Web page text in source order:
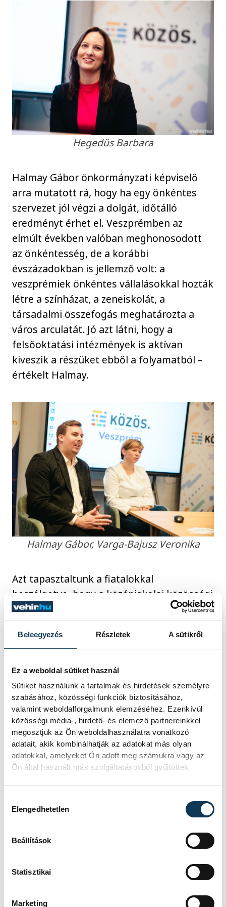
Beleegyezés Részletek A sütikről
Ez a weboldal sütiket használ
Sütiket használunk a tartalmak és hirdetések személyre
szabásához, közösségi funkciók biztosításához,
valamint weboldalforgalmunk elemzéséhez. Ezenkívül
közösségi média-, hirdető- és elemező partnereinkkel
megosztjuk az Ön weboldalhasználatra vonatkozó
adatait, akik kombinálhatják az adatokat más olyan
adatokkal, amelyeket Ön adott meg számukra vagy az
Ön által használt más szolgáltatásokból gyűjtöttek.
Elengedhetetlen
Beállítások
Statisztikai
Marketing
Hegedűs Barbara
Halmay Gábor önkormányzati képviselő
arra mutatott rá, hogy ha egy önkéntes
szervezet jól végzi a dolgát, időtálló
eredményt érhet el. Veszprémben az
elmúlt években valóban meghonosodott
az önkéntesség, de a korábbi
évszázadokban is jellemző volt: a
veszprémiek önkéntes vállalásokkal hozták
létre a színházat, a zeneiskolát, a
társadalmi összefogás meghatározta a
város arculatát. Jó azt látni, hogy a
felsőoktatási intézmények is aktívan
kiveszik a részüket ebből a folyamatból –
értékelt Halmay.
Halmay Gábor, Varga-Bajusz Veronika
Azt tapasztaltunk a fiatalokkal
beszélgetve, hogy a középiskolai közösségi
szolgálat lezáratlan módon véget ér a
felsőoktatás világában, az új környezetbe
kerülő, továbbtanuló fiatalok gyakran
szervezetekkel, akikkel korábban együtt
dolgoztak – magyarázta Kovács Péter, a
Nemzeti Ifjúsági Tanács elnöke. Úgy véli,
hogy célszerű lenne az egyetemi világban
is megteremteni azt a lehetőséget, hogy a
fiataloknak megérje folytatni: azon
dolgoznak, hogy az önkéntes szolgálatért
cserébe kreditpontokat kaphassanak a
tanulmányok során elszívó hatást mutat,
erősítenünk kellene, hogy az önkéntesség
irányába tereljük a hallgatókat – tette
hozzá. Erre minden esély meg is van, mert
úgy látja, hogy jó ökoszisztéma, rendszer
kezdett kiépülni az egyetemek és a helyi
közösségek között.